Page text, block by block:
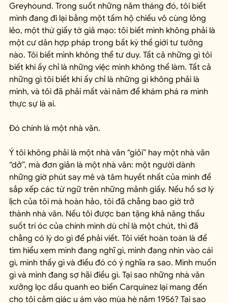
Greyhound. Trong suốt những năm tháng đó, tôi biết
mình đang đi lại bằng một tấm hộ chiếu vô cùng lỏng
lẻo, một thứ giấy tờ giả mạo: tôi biết mình không phải là
một cư dân hợp pháp trong bất kỳ thế giới tư tưởng
nào. Tôi biết mình không thể tư duy. Tất cả những gì tôi
biết khi ấy chỉ là những việc mình không thể làm. Tất cả
những gì tôi biết khi ấy chỉ là những gì không phải là
mình, và tôi đã phải mất vài năm để khám phá ra mình
thực sự là ai.
Đó chính là một nhà văn.
Ý tôi không phải là một nhà văn “giỏi” hay một nhà văn
“dở”, mà đơn giản là một nhà văn: một người dành
những giờ phút say mê và tâm huyết nhất của mình để
sắp xếp các từ ngữ trên những mảnh giấy. Nếu hồ sơ lý
lịch của tôi mà hoàn hảo, tôi đã chẳng bao giờ trở
thành nhà văn. Nếu tôi được ban tặng khả năng thấu
suốt trí óc của chính mình dù chỉ là một chút, thì đã
chẳng có lý do gì để phải viết. Tôi viết hoàn toàn là để
tìm hiểu xem mình đang nghĩ gì, mình đang nhìn vào cái
gì, mình thấy gì và điều đó có ý nghĩa ra sao. Mình muốn
gì và mình đang sợ hãi điều gì. Tại sao những nhà văn
xưởng lọc dầu quanh eo biển Carquinez lại mang đến
cho tôi cảm giác u ám vào mùa hè năm 1956? Tại sao